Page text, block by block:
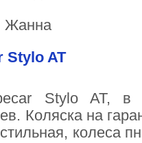
Жанна
Stylo AT
Stylo AT, в
Коляска на
колеса